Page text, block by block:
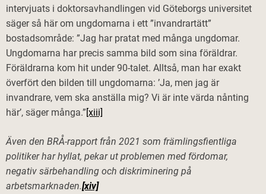
intervjuats i doktorsavhandlingen vid Göteborgs universitet
säger så här om ungdomarna i ett ”invandrartätt”
bostadsområde: ”Jag har pratat med många ungdomar.
Ungdomarna har precis samma bild som sina föräldrar.
Föräldrarna kom hit under 90-talet. Alltså, man har exakt
överfört den bilden till ungdomarna: ’Ja, men jag är
invandrare, vem ska anställa mig? Vi är inte värda nånting
här’, säger många.”[xiii]
Även den BRÅ-rapport från 2021 som främlingsfientliga
politiker har hyllat, pekar ut problemen med fördomar,
negativ särbehandling och diskriminering på
arbetsmarknaden.[xiv]